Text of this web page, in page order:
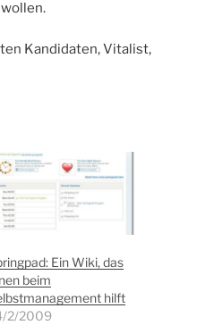
Kandidaten, Vitalist,
Ein Wiki, das
beim
hilft
2/2009